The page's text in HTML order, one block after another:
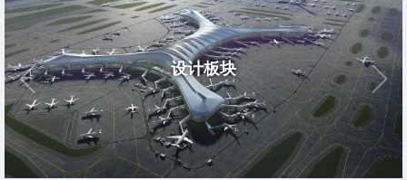
设计板块